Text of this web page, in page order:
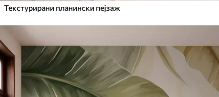
Текстурирани планински пејзаж